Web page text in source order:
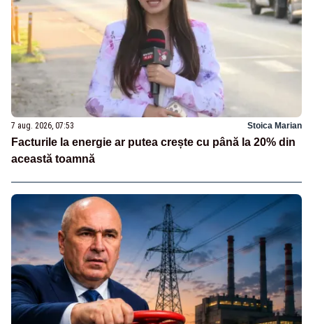
7 aug. 2026, 07:53 Stoica Marian
Facturile la energie ar putea crește cu până la 20% din
această toamnă